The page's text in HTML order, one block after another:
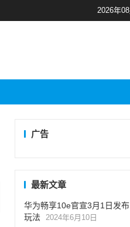
2026年
广告
最新文章
华为畅享10e官宣3月1日发
玩法 2024年6月10日